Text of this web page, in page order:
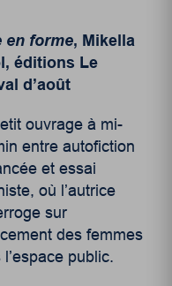
en forme, Mikella
éditions Le
d’août
ouvrage à mi-
entre autofiction
et essai
où l’autrice
sur
des femmes
l’espace public.